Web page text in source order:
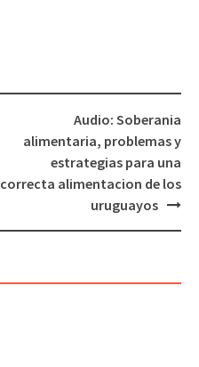
Audio: Soberania
alimentaria, problemas y
estrategias para una
correcta alimentacion de los
uruguayos